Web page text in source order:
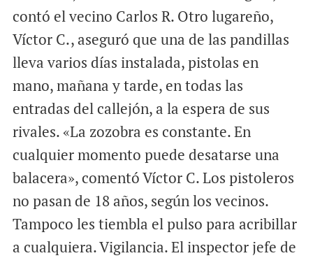
contó el vecino Carlos R. Otro lugareño,
Víctor C., aseguró que una de las pandillas
lleva varios días instalada, pistolas en
mano, mañana y tarde, en todas las
entradas del callejón, a la espera de sus
rivales. «La zozobra es constante. En
cualquier momento puede desatarse una
balacera», comentó Víctor C. Los pistoleros
no pasan de 18 años, según los vecinos.
Tampoco les tiembla el pulso para acribillar
a cualquiera. Vigilancia. El inspector jefe de